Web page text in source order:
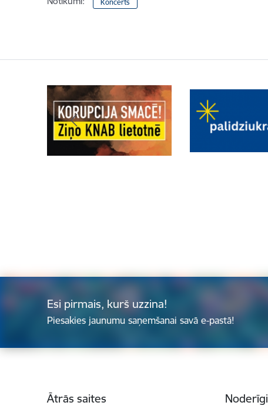
Koncerts
Esi pirmais, kurš uzzina!
Piesakies jaunumu saņemšanai savā e-pastā!
Ātrās saites Noderīgi